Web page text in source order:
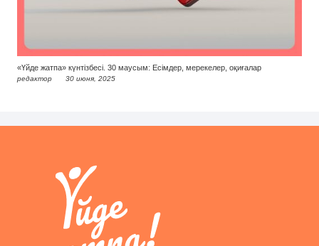
«Үйде жатпа» күнтізбесі. 30 маусым: Есімдер, мерекелер, оқиғалар
редактор 30 июня, 2025